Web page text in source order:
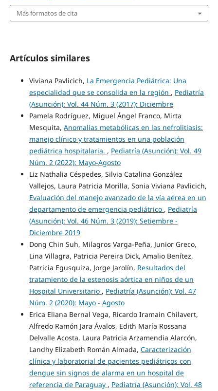
Más formatos de cita
Artículos similares
Viviana Pavlicich, La Emergencia Pediátrica: Una
especialidad que se consolida en la región , Pediatría
(Asunción): Vol. 44 Núm. 3 (2017): Diciembre
Pamela Rodríguez, Miguel Ángel Franco, Mirta
Mesquita, Anomalías metabólicas en las nefrolitiasis:
manejo clínico y tratamientos en una población
pediátrica hospitalaria. , Pediatría (Asunción): Vol. 49
Núm. 2 (2022): Mayo-Agosto
Liz Nathalia Céspedes, Silvia Catalina González
Vallejos, Laura Patricia Morilla, Sonia Viviana Pavlicich,
Evaluación del manejo avanzado de la vía aérea en un
departamento de emergencia pediátrico , Pediatría
(Asunción): Vol. 46 Núm. 3 (2019): Setiembre -
Diciembre 2019
Dong Chin Suh, Milagros Varga-Peña, Junior Greco,
Lina Villagra, Patricia Pereira Dick, Amalio Benítez,
Patricia Egusquiza, Jorge Jarolín, Resultados del
tratamiento de la estenosis aórtica en niños de un
Hospital Universitario , Pediatría (Asunción): Vol. 47
Núm. 2 (2020): Mayo - Agosto
Erica Eliana Bernal Vega, Ricardo Iramain Chilavert,
Alfredo Ramón Jara Ávalos, Edith María Rossana
Delvalle Acosta, Laura Patricia Arzamendia Alarcón,
Landhy Elizabeth Román Almada, Caracterización
clínica y laboratorial de pacientes pediátricos con
dengue sin signos de alarma en un hospital de
referencia de Paraguay , Pediatría (Asunción): Vol. 48